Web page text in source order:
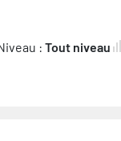
: Tout niveau